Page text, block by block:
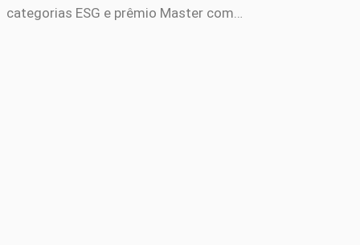
categorias ESG e prêmio Master com…